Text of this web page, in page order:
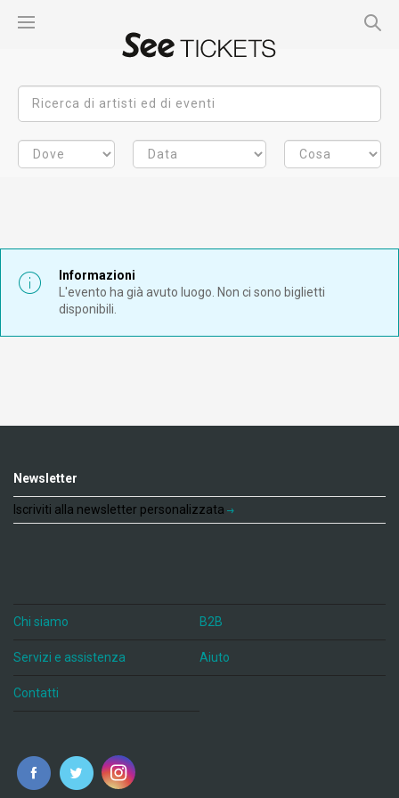
Informazioni
L'evento ha già avuto luogo. Non ci sono biglietti
disponibili.
Newsletter
Iscriviti alla newsletter personalizzata
Chi siamo B2B
Servizi e assistenza Aiuto
Contatti